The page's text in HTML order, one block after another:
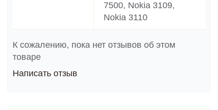
7500, Nokia 3109,
Nokia 3110
К сожалению, пока нет отзывов об этом
товаре
Написать отзыв